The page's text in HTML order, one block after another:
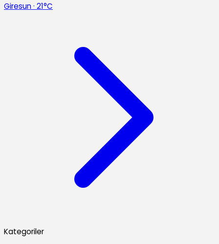
Giresun· 21°C
Kategoriler